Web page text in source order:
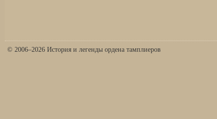
© 2006–2026 История и легенды ордена тамплиеров